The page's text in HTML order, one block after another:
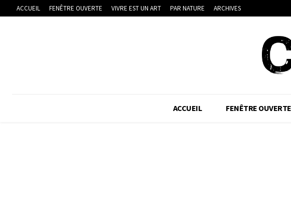
ACCUEIL FENÊTRE OUVERTE VIVRE EST UN ART PAR NATURE ARCHIVES
ACCUEIL FENÊTRE OUVERTE